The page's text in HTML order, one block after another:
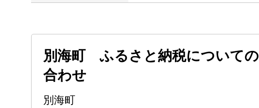
別海町 ふるさと納税について
合わせ
別海町